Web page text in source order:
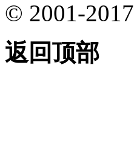
© 2001-2017
返回顶部